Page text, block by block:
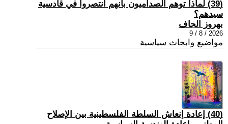
(39) ‏لماذا توهم الصداميون بانهم انتصروا في قادسية
سيدهم؟
بهروز الجاف
2026 / 8 / 9
مواضيع وابحاث سياسية
(40) إعادة إنعاش السلطة الفلسطينية بين الإصلاح